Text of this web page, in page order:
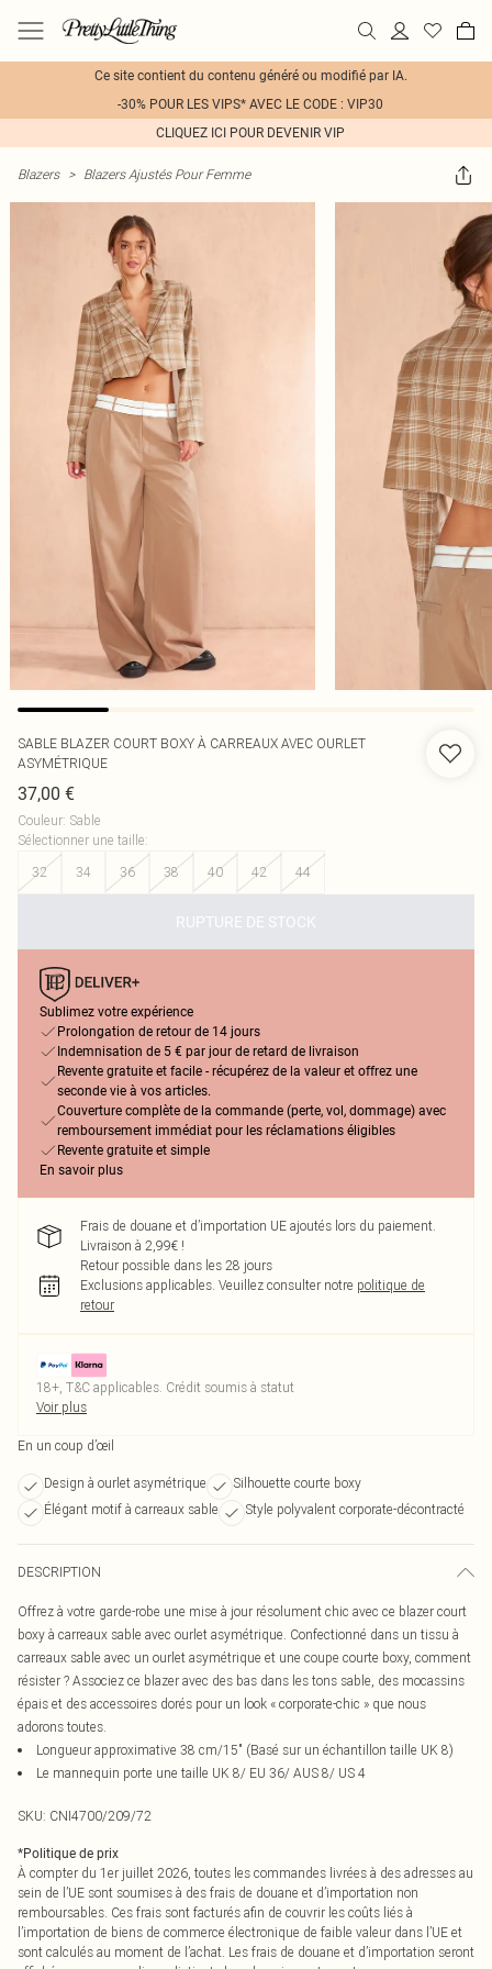
Ce site contient du contenu généré ou modifié par IA.
-30% POUR LES VIPS* AVEC LE CODE : VIP30
CLIQUEZ ICI POUR DEVENIR VIP
Blazers > Blazers Ajustés Pour Femme
SABLE BLAZER COURT BOXY À CARREAUX AVEC OURLET
ASYMÉTRIQUE
37,00 €
Couleur: Sable
Sélectionner une taille:
32
34 36 38 40 42 44
RUPTURE DE STOCK
Sublimez votre expérience
Prolongation de retour de 14 jours
Indemnisation de 5 € par jour de retard de livraison
Revente gratuite et facile - récupérez de la valeur et offrez une
seconde vie à vos articles.
Couverture complète de la commande (perte, vol, dommage) avec
remboursement immédiat pour les réclamations éligibles
Revente gratuite et simple
En savoir plus
Frais de douane et d’importation UE ajoutés lors du paiement.
Livraison à 2,99€ !
Retour possible dans les 28 jours
Exclusions applicables. Veuillez consulter notre politique de
retour
18+, T&C applicables. Crédit soumis à statut
Voir plus
En un coup d’œil
Design à ourlet asymétrique
Silhouette courte boxy
Élégant motif à carreaux sable
Style polyvalent corporate-décontracté
DESCRIPTION
Offrez à votre garde-robe une mise à jour résolument chic avec ce blazer court
boxy à carreaux sable avec ourlet asymétrique. Confectionné dans un tissu à
carreaux sable avec un ourlet asymétrique et une coupe courte boxy, comment
résister ? Associez ce blazer avec des bas dans les tons sable, des mocassins
épais et des accessoires dorés pour un look « corporate-chic » que nous
adorons toutes.
Longueur approximative 38 cm/15" (Basé sur un échantillon taille UK 8)
Le mannequin porte une taille UK 8/ EU 36/ AUS 8/ US 4
SKU: CNI4700/209/72
*Politique de prix
À compter du 1er juillet 2026, toutes les commandes livrées à des adresses au
sein de l’UE sont soumises à des frais de douane et d’importation non
remboursables. Ces frais sont facturés afin de couvrir les coûts liés à
l’importation de biens de commerce électronique de faible valeur dans l’UE et
sont calculés au moment de l’achat. Les frais de douane et d’importation seront